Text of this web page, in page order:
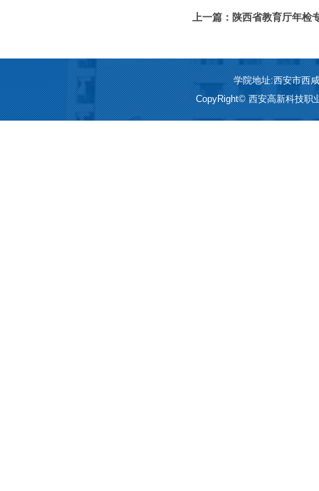
上一篇：陕西省教育厅年
学院地址:西安市西
CopyRight© 西安高新科技职